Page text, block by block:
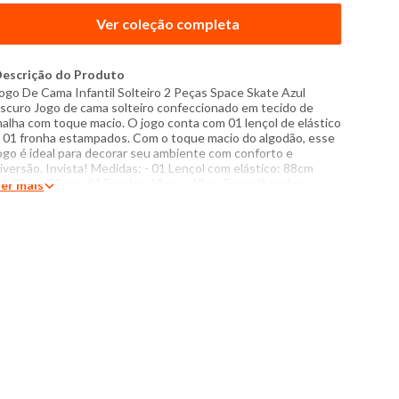
Ver coleção completa
do Produto
De Cama Infantil Solteiro 2 Peças Space Skate Azul
Jogo de cama solteiro confeccionado em tecido de
com toque macio. O jogo conta com 01 lençol de elástico
01 fronha estampados. Com o toque macio do algodão, esse
é ideal para decorar seu ambiente com conforto e
Invista! Medidas: - 01 Lençol com elástico: 88cm
x 30cm - 01 Fronha: 48cm x 68cm Especificações: -
mais